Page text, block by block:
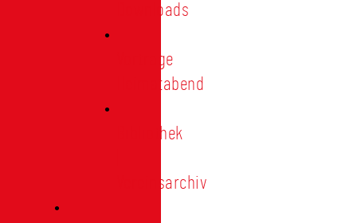
Downloads
Vorträge
Heimatabend
Bibliothek
Vereinsarchiv